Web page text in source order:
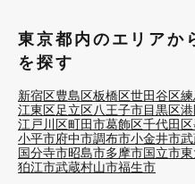
東京都内のエリアか
を探す
新宿区豊島区板橋区世田谷区
江東区足立区八王子市目黒区
江戸川区町田市葛飾区千代田区
小平市府中市調布市小金井市
国分寺市昭島市多摩市国立市
狛江市武蔵村山市福生市